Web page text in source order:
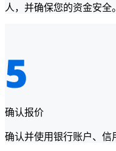
人，并确保您的资金安全。
确认报价
确认并使用银行账户、信